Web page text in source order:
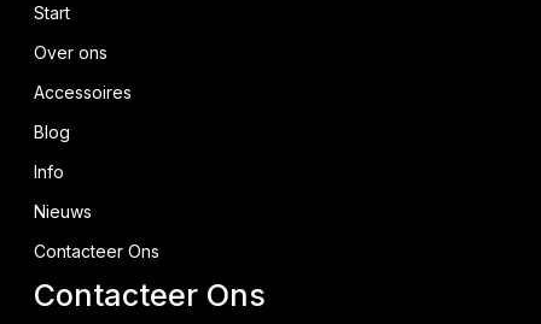
Start
Over ons
Accessoires
Blog
Info
Nieuws
Contacteer Ons
Contacteer Ons